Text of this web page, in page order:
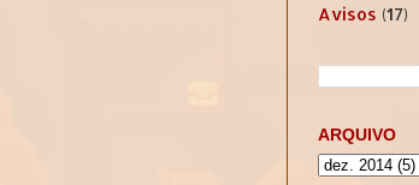
Avisos (17)
ARQUIVO